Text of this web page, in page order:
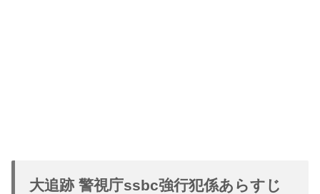
大追跡 警視庁ssbc強行犯係あらすじ